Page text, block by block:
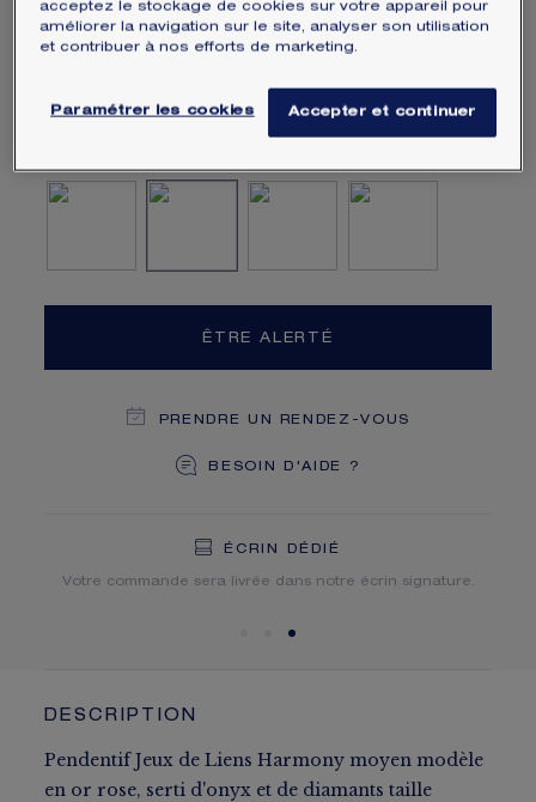
en boutique dans l'année suivant votre achat.
En savoir plus
AJOUTER UNE GRAVURE
Malachite Onyx Diamant
ÊTRE ALERTÉ
PRENDRE UN RENDEZ-VOUS
BESOIN D'AIDE ?
LIVRAISON OFFERTE
Vous recevrez votre commande dans un délai indicatif de 3
RETOUR GRATUIT
ÉCRIN DÉDIÉ
Votre commande sera livrée dans notre écrin signature.
DESCRIPTION
Pendentif Jeux de Liens Harmony moyen modèle
en or rose, serti d'onyx et de diamants taille
acceptez le stockage de cookies sur votre appareil pour
améliorer la navigation sur le site, analyser son utilisation
et contribuer à nos efforts de marketing.
Paramétrer les cookies Accepter et continuer